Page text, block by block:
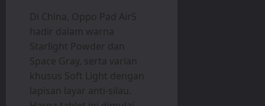
Di China, Oppo Pad Air5
hadir dalam warna
Starlight Powder dan
Space Gray, serta varian
khusus Soft Light dengan
lapisan layar anti-silau.